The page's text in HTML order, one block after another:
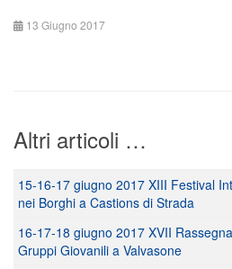
13 Giugno 2017
Altri articoli …
15-16-17 giugno 2017 XIII Festival
nei Borghi a Castions di Strada
16-17-18 giugno 2017 XVII
Gruppi Giovanili a Valvasone